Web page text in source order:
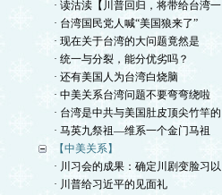
· 读沽渎【川普回归，将带给台湾一
· 台湾国民党人喊“美国狼来了”
· 现在关于台湾的大问题竟然是
· 统一与分裂，能分优劣吗？
· 还有美国人为台湾白烧脑
· 中美关系台湾问题不要弯弯绕啦
· 台湾是中共与美国肚皮顶尖竹竿的
· 马英九祭祖—维系一个金门马祖
【中美关系】
· 川习会的成果：确定川剧变脸习以
· 川普给习近平的见面礼